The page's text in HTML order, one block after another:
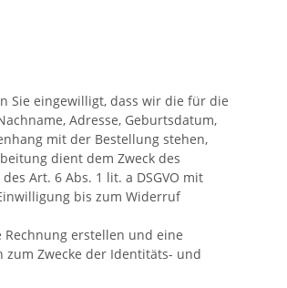
Sie eingewilligt, dass wir die für die
Adresse, Geburtsdatum,
mit der Bestellung stehen,
dient dem Zweck des
Art. 6 Abs. 1 lit. a DSGVO mit
bis zum Widerruf
erstellen und eine
Zwecke der Identitäts- und